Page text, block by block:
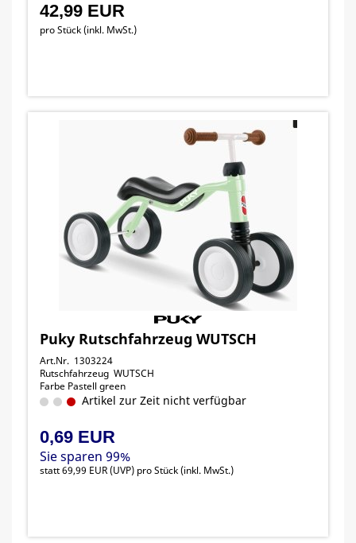
42,99 EUR
pro Stück (inkl. MwSt.)
Puky Rutschfahrzeug WUTSCH
Art.Nr. 1303224
Rutschfahrzeug WUTSCH
Farbe Pastell green
Artikel zur Zeit nicht verfügbar
0,69 EUR
Sie sparen 99%
statt69,99 EUR(UVP) pro Stück (inkl. MwSt.)